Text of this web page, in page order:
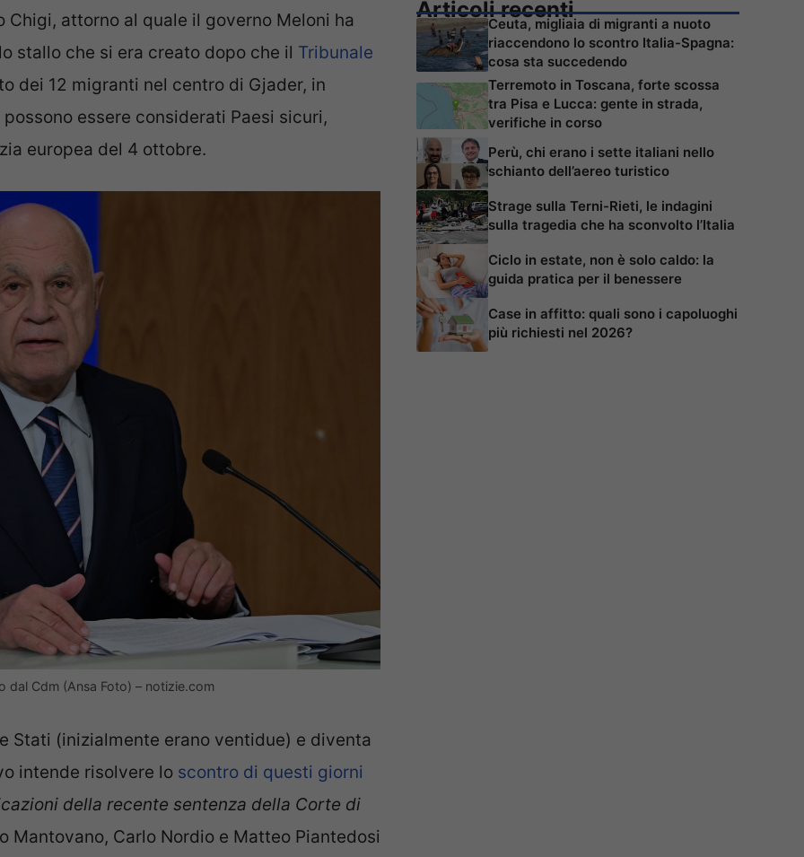
attorno al quale il governo Meloni ha
stallo che si era creato dopo che il Tribunale
dei 12 migranti nel centro di Gjader, in
essere considerati Paesi sicuri,
europea del 4 ottobre.
dal Cdm (Ansa Foto) – notizie.com
Stati (inizialmente erano ventidue) e diventa
intende risolvere lo scontro di questi giorni
della recente sentenza della Corte di
Mantovano, Carlo Nordio e Matteo Piantedosi
Articoli recenti
Ceuta, migliaia di migranti a nuoto
riaccendono lo scontro Italia-Spagna:
cosa sta succedendo
Terremoto in Toscana, forte scossa
tra Pisa e Lucca: gente in strada,
verifiche in corso
Perù, chi erano i sette italiani nello
schianto dell’aereo turistico
Strage sulla Terni-Rieti, le indagini
sulla tragedia che ha sconvolto l’Italia
Ciclo in estate, non è solo caldo: la
guida pratica per il benessere
Case in affitto: quali sono i capoluoghi
più richiesti nel 2026?